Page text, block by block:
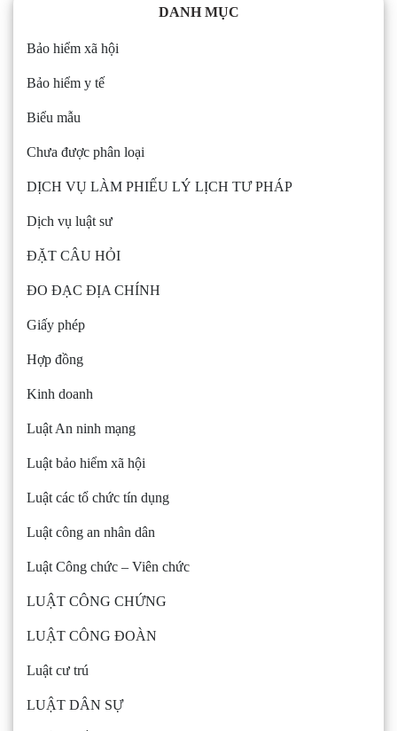
DANH MỤC
Bảo hiểm xã hội
Bảo hiểm y tế
Biểu mẫu
Chưa được phân loại
DỊCH VỤ LÀM PHIẾU LÝ LỊCH TƯ PHÁP
Dịch vụ luật sư
ĐẶT CÂU HỎI
ĐO ĐẠC ĐỊA CHÍNH
Giấy phép
Hợp đồng
Kinh doanh
Luật An ninh mạng
Luật bảo hiểm xã hội
Luật các tổ chức tín dụng
Luật công an nhân dân
Luật Công chức – Viên chức
LUẬT CÔNG CHỨNG
LUẬT CÔNG ĐOÀN
Luật cư trú
LUẬT DÂN SỰ